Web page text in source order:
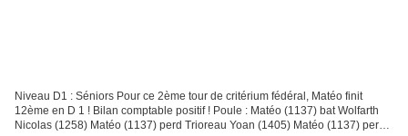
Niveau D1 : Séniors Pour ce 2ème tour de critérium fédéral, Matéo finit
12ème en D 1 ! Bilan comptable positif ! Poule : Matéo (1137) bat Wolfarth
Nicolas (1258) Matéo (1137) perd Trioreau Yoan (1405) Matéo (1137) perd